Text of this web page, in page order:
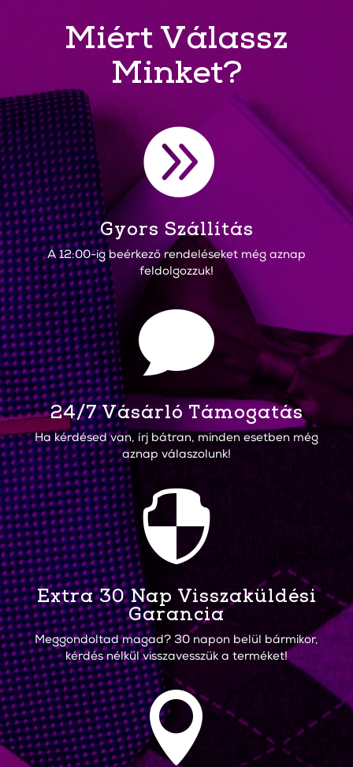
Miért Válassz
Minket?

Gyors Szállítás
A 12:00-ig beérkező rendeléseket még aznap
feldolgozzuk!

24/7 Vásárló Támogatás
Ha kérdésed van, írj bátran, minden esetben még
aznap válaszolunk!

Extra 30 Nap Visszaküldési
Garancia
Meggondoltad magad? 30 napon belül bármikor,
kérdés nélkül visszavesszük a terméket!
